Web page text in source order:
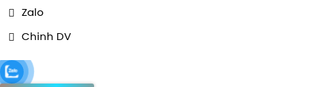
Zalo
Chinh DV